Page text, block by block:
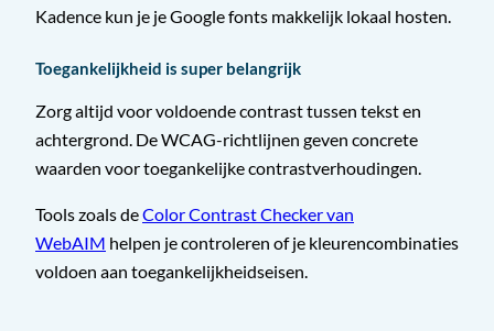
Kadence kun je je Google fonts makkelijk lokaal hosten.
Toegankelijkheid is super belangrijk
Zorg altijd voor voldoende contrast tussen tekst en
achtergrond. De WCAG-richtlijnen geven concrete
waarden voor toegankelijke contrastverhoudingen.
Tools zoals deColor Contrast Checker van
WebAIM helpen je controleren of je kleurencombinaties
voldoen aan toegankelijkheidseisen.